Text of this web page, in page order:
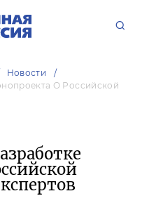
Новости
О Российской